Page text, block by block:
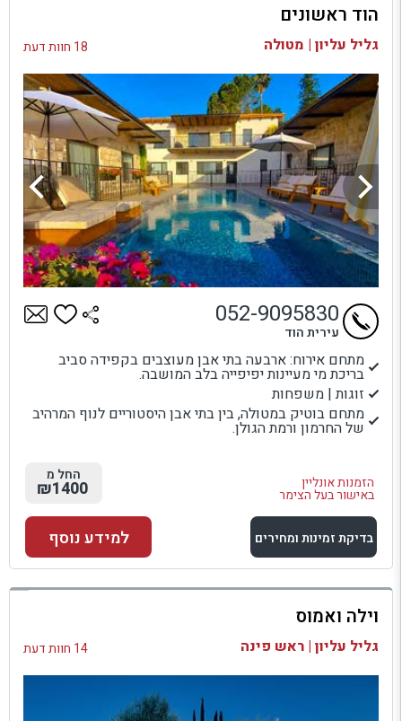
בדיקת זמינות ומחירים
הוד ראשונים
גליל עליון | מטולה 18 חוות דעת
מתחם אירוח: ארבעה בתי אבן מעוצבים בקפידה סביב
בריכת מי מעיינות יפיפייה בלב המושבה.
זוגות | משפחות
מתחם בוטיק במטולה, בין בתי אבן היסטוריים לנוף המרהיב
של החרמון ורמת הגולן.
הזמנות אונליין
באישור בעל הצימר
052-9095830
עירית הוד
החל מ
₪1400
בדיקת זמינות ומחירים
למתחם זה
בדיקת זמינות ומחירים
למידע נוסף
וילה ואמוס
גליל עליון | ראש פינה 14 חוות דעת